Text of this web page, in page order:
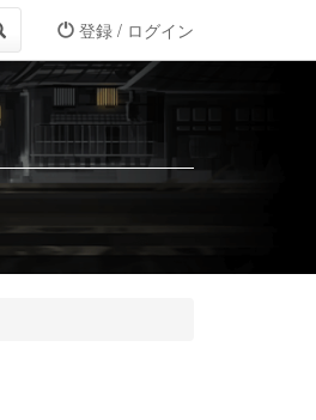
登録 / ログイン